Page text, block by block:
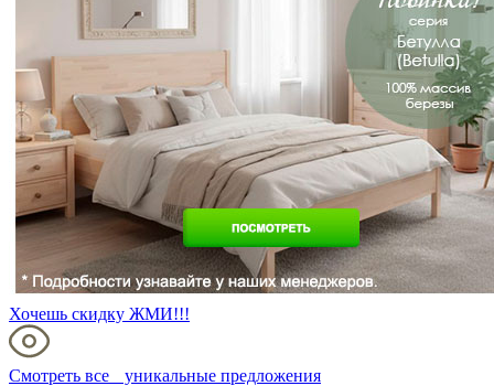
Хочешь скидку ЖМИ!!!
Смотреть все уникальные предложения